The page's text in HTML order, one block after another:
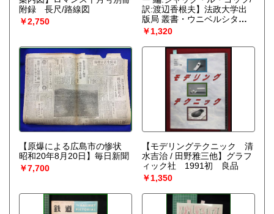
附録 長尺/路線図
￥2,750
訳:渡辺香根夫】法政大学出
版局 叢書・ウニベルシタス
279
￥1,320
【原爆による広島市の惨状
昭和20年8月20日】毎日新聞
￥7,700
【モデリングテクニック 清
水吉治 / 田野雅三他】グラフ
ィック社 1991初 良品
￥1,350